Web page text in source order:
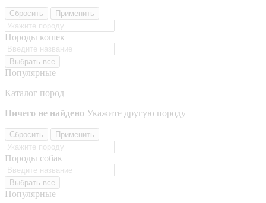
Сбросить Применить
Породы кошек
Выбрать все
Популярные
Каталог пород
Ничего не найдено Укажите другую породу
Сбросить Применить
Породы собак
Выбрать все
Популярные